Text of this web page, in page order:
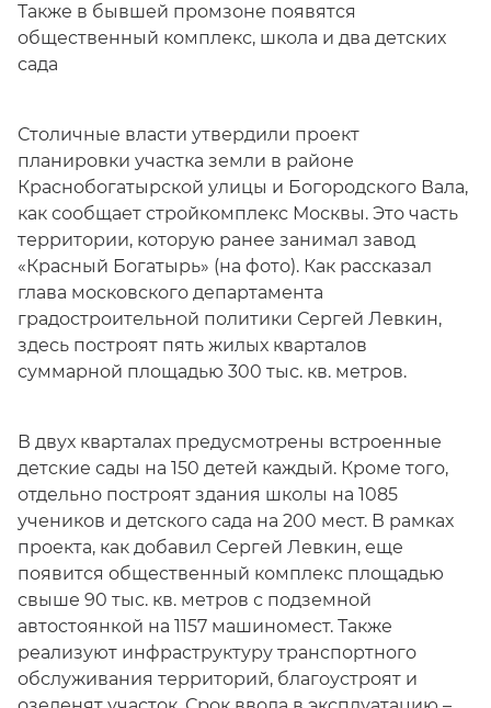
Также в бывшей промзоне появятся
общественный комплекс, школа и два детских
сада
Столичные власти утвердили проект
планировки участка земли в районе
Краснобогатырской улицы и Богородского Вала,
как сообщает стройкомплекс Москвы. Это часть
территории, которую ранее занимал завод
«Красный Богатырь» (на фото). Как рассказал
глава московского департамента
градостроительной политики Сергей Левкин,
здесь построят пять жилых кварталов
суммарной площадью 300 тыс. кв. метров.
В двух кварталах предусмотрены встроенные
детские сады на 150 детей каждый. Кроме того,
отдельно построят здания школы на 1085
учеников и детского сада на 200 мест. В рамках
проекта, как добавил Сергей Левкин, еще
появится общественный комплекс площадью
свыше 90 тыс. кв. метров с подземной
автостоянкой на 1157 машиномест. Также
реализуют инфраструктуру транспортного
обслуживания территорий, благоустроят и